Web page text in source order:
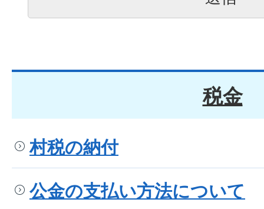
税金
村税の納付
公金の支払い方法について